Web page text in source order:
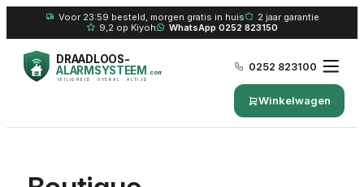
Voor 23:59 besteld, morgen gratis in huis
2 jaar garantie
9,2 op Kiyoh
WhatsApp 0252 823150
DRAADLOOS-
ALARMSYSTEEM.com
VEILIGHEID · OVERAL · ALTIJD
0252 823100
Winkelwagen